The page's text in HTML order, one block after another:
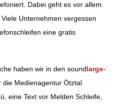
Dabei geht es vor allem
Unternehmen vergessen
eine gratis
haben wir in den soundlarge-
die Medienagentur Ötztal
eine Text vor Melden Schleife,